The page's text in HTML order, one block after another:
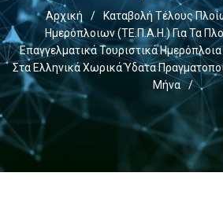
Αρχική /
Καταβολή Τέλους
Ημερόπλοιων (ΤΕ.Π.Α.Η.) Για Τα
Επαγγελματικά Τουριστικά
Στα Ελληνικά Χωρικά Ύδατα
Μήνα
/